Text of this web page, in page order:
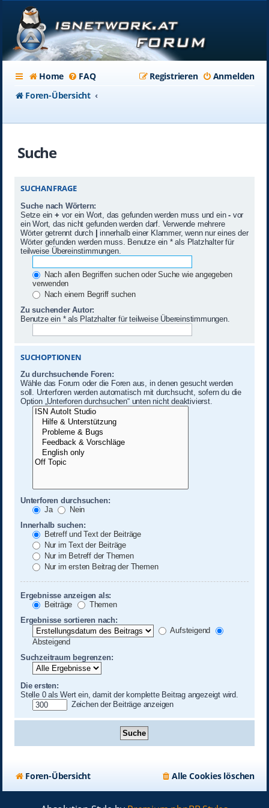
Home FAQ Anmelden
Registrieren
Foren-Übersicht
Suche
SUCHANFRAGE
Suche nach Wörtern:
Setze ein + vor ein Wort, das gefunden werden muss und ein-vor
ein Wort, das nicht gefunden werden darf. Verwende mehrere
Wörter getrennt durch | innerhalb einer Klammer, wenn nur eines der
Wörter gefunden werden muss. Benutze ein * als Platzhalter für
teilweise Übereinstimmungen.
Nach allen Begriffen suchen oder Suche wie angegeben
verwenden
Nach einem Begriff suchen
Zu suchender Autor:
Benutze ein * als Platzhalter für teilweise Übereinstimmungen.
SUCHOPTIONEN
Zu durchsuchende Foren:
Wähle das Forum oder die Foren aus, in denen gesucht werden
soll. Unterforen werden automatisch mit durchsucht, sofern du die
Option „Unterforen durchsuchen“ unten nicht deaktivierst.
Unterforen durchsuchen:
Ja
Nein
Innerhalb suchen:
Betreff und Text der Beiträge
Nur im Text der Beiträge
Nur im Betreff der Themen
Nur im ersten Beitrag der Themen
Ergebnisse anzeigen als:
Beiträge
Themen
Ergebnisse sortieren nach:
Aufsteigend
Absteigend
Suchzeitraum begrenzen:
Die ersten:
Stelle 0 als Wert ein, damit der komplette Beitrag angezeigt wird.
Zeichen der Beiträge anzeigen
Foren-Übersicht Alle Cookies löschen